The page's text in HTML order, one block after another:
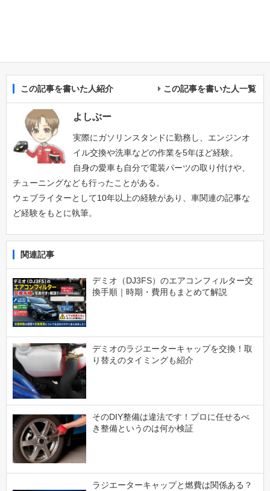
この記事を書いた人紹介 この記事を書いた人一覧
よしぶー
実際にガソリンスタンドに勤務し、エンジンオ
イル交換や洗車などの作業を5年ほど経験。
自身の愛車も自分で電装パーツの取り付けや、
チューニングなども行ったことがある。
ウェブライターとして10年以上の経験があり、車関連の記事な
ど経験をもとに執筆。
関連記事
デミオ（DJ3FS）のエアコンフィルター交
換手順｜時期・費用もまとめて解説
デミオのラジエーターキャップを交換！取
り替えのタイミングも紹介
そのDIY整備は違法です！プロに任せるべ
き整備というのは何か検証
ラジエーターキャップと燃費は関係ある？